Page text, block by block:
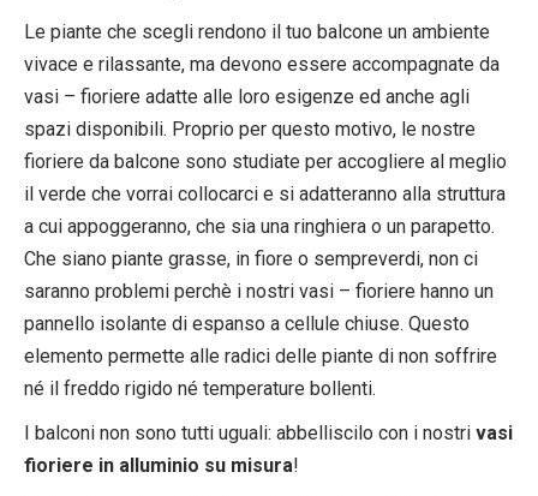
Le piante che scegli rendono il tuo balcone un ambiente
vivace e rilassante, ma devono essere accompagnate da
vasi – fioriere adatte alle loro esigenze ed anche agli
spazi disponibili. Proprio per questo motivo, le nostre
fioriere da balcone sono studiate per accogliere al meglio
il verde che vorrai collocarci e si adatteranno alla struttura
a cui appoggeranno, che sia una ringhiera o un parapetto.
Che siano piante grasse, in fiore o sempreverdi, non ci
saranno problemi perchè i nostri vasi – fioriere hanno un
pannello isolante di espanso a cellule chiuse. Questo
elemento permette alle radici delle piante di non soffrire
né il freddo rigido né temperature bollenti.
I balconi non sono tutti uguali: abbelliscilo con i nostri vasi
fioriere in alluminio su misura!